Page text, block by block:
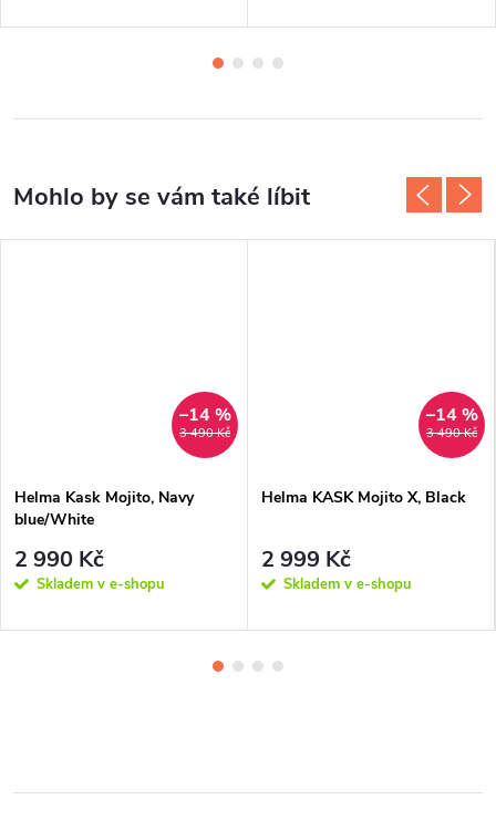
3 490 Kč
–14 %
Helma Kask Mojito, Navy
blue/White
2 990 Kč
Skladem v e-shopu
3 490 Kč
–14 %
Helma KASK Mojito X, Black
2 999 Kč
Skladem v e-shopu